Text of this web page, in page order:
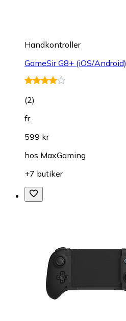
Handkontroller
GameSir G8+ (iOS/Android)
(2)
fr.
599 kr
hos MaxGaming
+7 butiker